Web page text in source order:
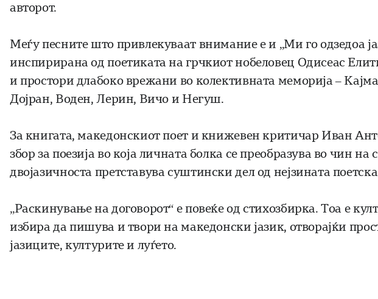
авторот.
Меѓу песните што привлекуваат внимание е и „Ми го одзедоа
инспирирана од поетиката на грчкиот нобеловец Одисеас
и простори длабоко врежани во колективната меморија –
Дојран, Воден, Лерин, Вичо и Негуш.
За книгата, македонскиот поет и книжевен критичар Иван
збор за поезија во која личната болка се преобразува во чин
двојазичноста претставува суштински дел од нејзината
„Раскинување на договорот“ е повеќе од стихозбирка. Тоа е
избира да пишува и твори на македонски јазик, отворајќи
јазиците, културите и луѓето.